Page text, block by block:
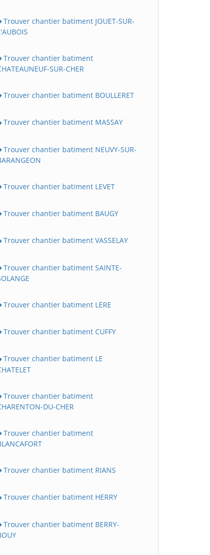
Trouver chantier batiment JOUET-SUR-
Trouver chantier batiment
SUR-CHER
Trouver chantier batiment BOULLERET
Trouver chantier batiment MASSAY
Trouver chantier batiment NEUVY-SUR-
Trouver chantier batiment LEVET
Trouver chantier batiment BAUGY
Trouver chantier batiment VASSELAY
Trouver chantier batiment SAINTE-
Trouver chantier batiment LERE
Trouver chantier batiment CUFFY
Trouver chantier batiment LE
Trouver chantier batiment
DU-CHER
Trouver chantier batiment
Trouver chantier batiment RIANS
Trouver chantier batiment HERRY
Trouver chantier batiment BERRY-